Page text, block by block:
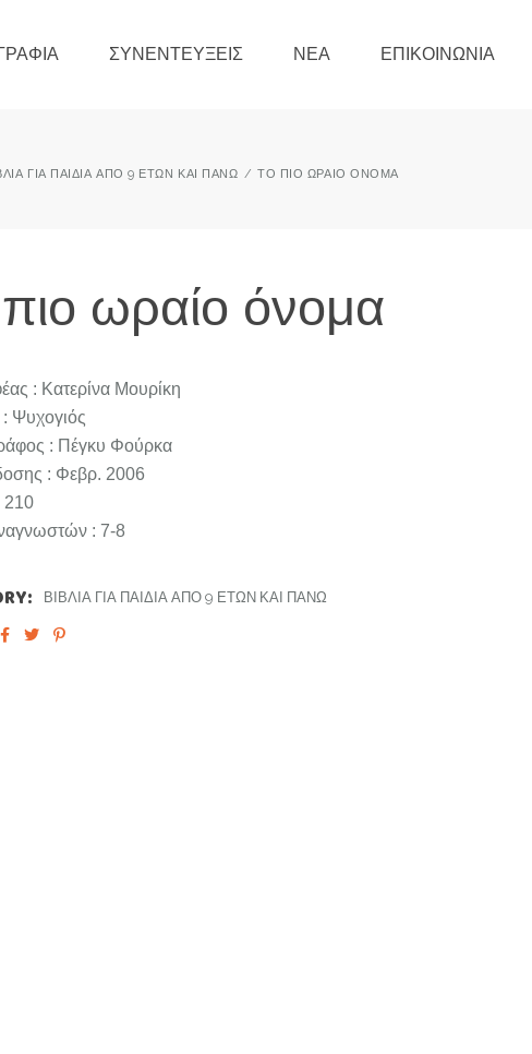
ΣΥΝΕΝΤΕΎΞΕΙΣ ΝΈΑ ΕΠΙΚΟΙΝΩΝΊΑ
ΓΙΑ ΠΑΙΔΙΆ ΑΠΌ 9 ΕΤΏΝ ΚΑΙ ΠΆΝΩ ΤΟ ΠΙΟ ΩΡΑΊΟ ΌΝΟΜΑ
ωραίο όνομα
: Κατερίνα Μουρίκη
Ψυχογιός
: Πέγκυ Φούρκα
: Φεβρ. 2006
210
: 7-8
ΒΙΒΛΊΑ ΓΙΑ ΠΑΙΔΙΆ ΑΠΌ 9 ΕΤΏΝ ΚΑΙ ΠΆΝΩ